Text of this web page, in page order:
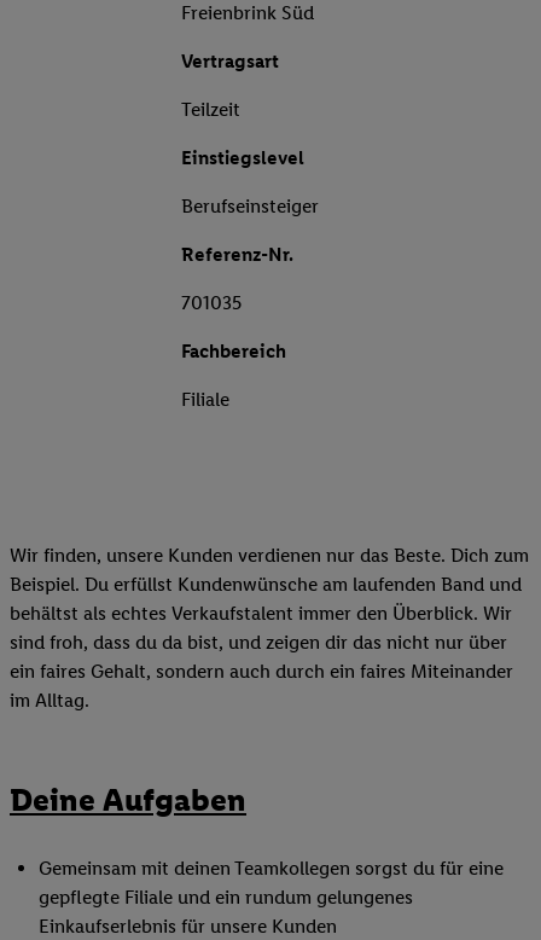
Freienbrink Süd
Vertragsart
Teilzeit
Einstiegslevel
Berufseinsteiger
Referenz-Nr.
701035
Fachbereich
Filiale
Wir finden, unsere Kunden verdienen nur das Beste. Dich zum
Beispiel. Du erfüllst Kundenwünsche am laufenden Band und
behältst als echtes Verkaufstalent immer den Überblick. Wir
sind froh, dass du da bist, und zeigen dir das nicht nur über
ein faires Gehalt, sondern auch durch ein faires Miteinander
im Alltag.
Deine Aufgaben
Gemeinsam mit deinen Teamkollegen sorgst du für eine
gepflegte Filiale und ein rundum gelungenes
Einkaufserlebnis für unsere Kunden